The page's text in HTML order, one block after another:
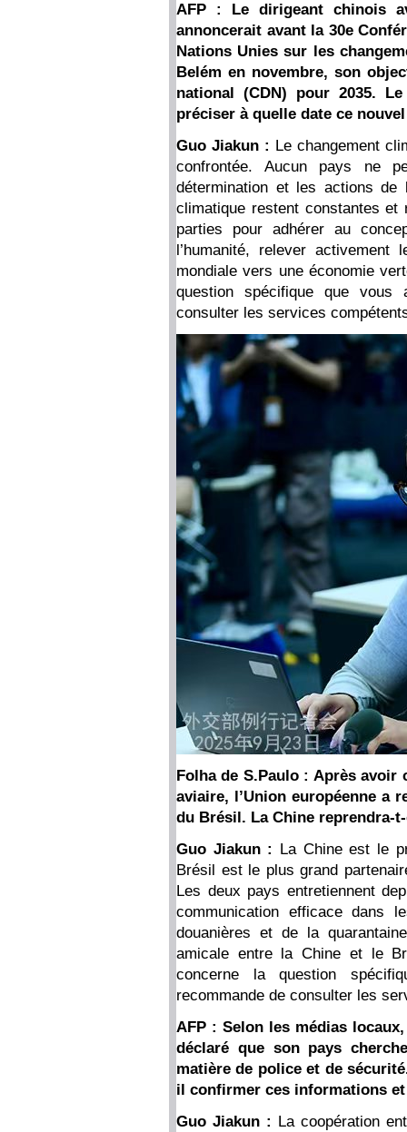
AFP : Le dirigeant chinois
annoncerait avant la 30e
Nations Unies sur les
Belém en novembre, son
national (CDN) pour 2035.
préciser à quelle date ce
Guo Jiakun : Le changement
confrontée. Aucun pays ne
détermination et les actions
climatique restent constantes
parties pour adhérer au
l’humanité, relever
mondiale vers une économie
question spécifique que vous
consulter les services
Folha de S.Paulo : Après
aviaire, l’Union européenne a
du Brésil. La Chine reprendra-
Guo Jiakun : La Chine est le
Brésil est le plus grand
Les deux pays entretiennent
communication efficace dans
douanières et de la
amicale entre la Chine et le
concerne la question
recommande de consulter les
AFP : Selon les médias
déclaré que son pays
matière de police et de
il confirmer ces informations
Guo Jiakun : La coopération